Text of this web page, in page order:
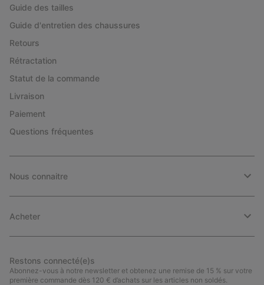
Guide des tailles
Guide d'entretien des chaussures
Retours
Rétractation
Statut de la commande
Livraison
Paiement
Questions fréquentes
Nous connaitre
Acheter
Restons connecté(e)s
Abonnez-vous à notre newsletter et obtenez une remise de 15 % sur votre
première commande dès 120 € d’achats sur les articles non soldés.